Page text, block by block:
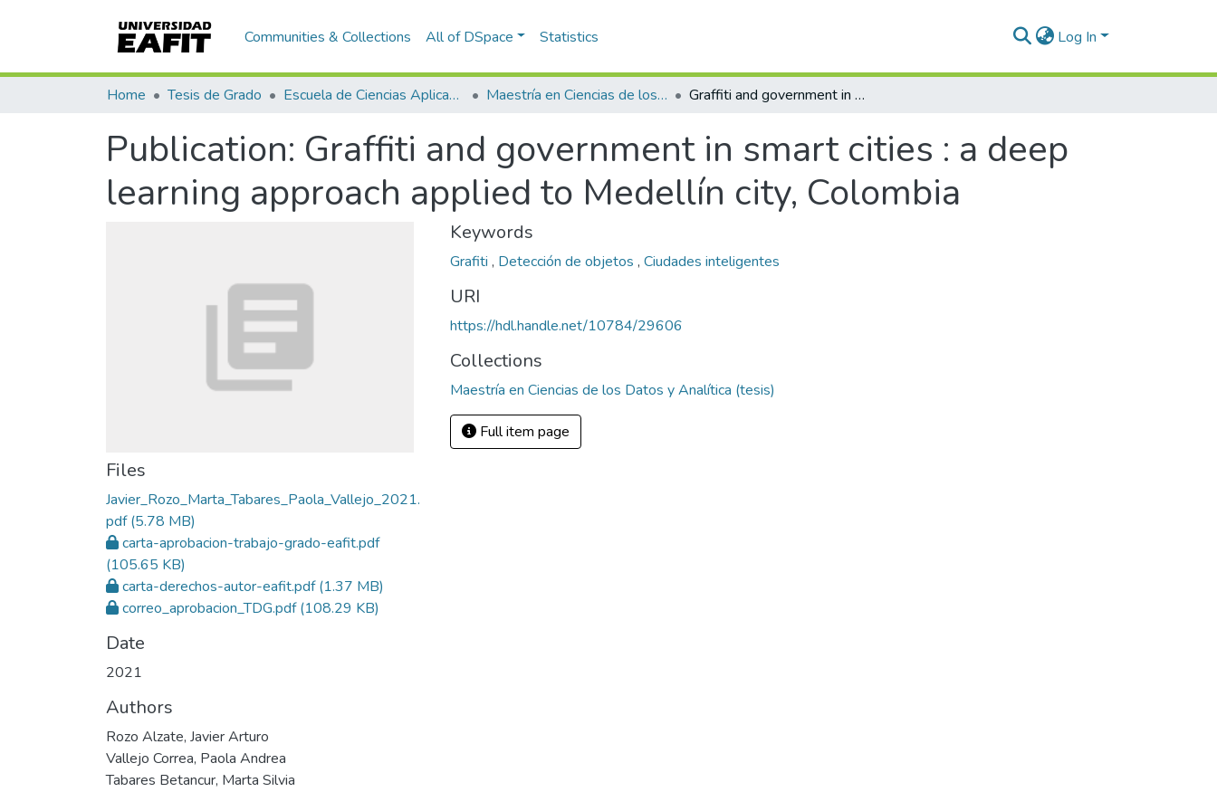
Communities & Collections All of DSpace Statistics Log In
Home Tesis de Grado Escuela de Ciencias Aplicadas e Ingeniería Maestría en Ciencias de los Datos y Analítica (tesis) Graffiti and government in smart cities : a deep learning approach applied to Medellín city, Colombia
Publication: Graffiti and government in smart cities : a deep
learning approach applied to Medellín city, Colombia
Files
Javier_Rozo_Marta_Tabares_Paola_Vallejo_2021.
pdf(5.78 MB)
carta-aprobacion-trabajo-grado-eafit.pdf
(105.65 KB)
carta-derechos-autor-eafit.pdf(1.37 MB)
correo_aprobacion_TDG.pdf(108.29 KB)
Date
2021
Authors
Rozo Alzate, Javier Arturo
Vallejo Correa, Paola Andrea
Tabares Betancur, Marta Silvia
Keywords
Grafiti , Detección de objetos , Ciudades inteligentes
URI
https://hdl.handle.net/10784/29606
Collections
Maestría en Ciencias de los Datos y Analítica (tesis)
Full item page